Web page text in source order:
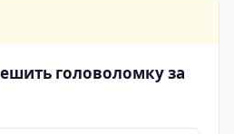
головоломку за